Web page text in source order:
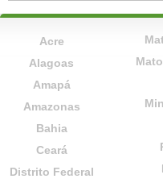
Acre
Alagoas
Amapá
Amazonas
Bahia
Ceará
Distrito Federal